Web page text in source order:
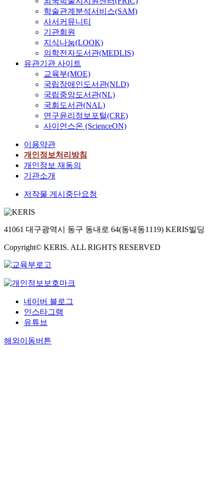
학술관계분석서비스(SAM)
사서커뮤니티
기관회원
지식나눔(LOOK)
의학전자도서관(MEDLIS)
유관기관 사이트
교육부(MOE)
국립장애인도서관(NLD)
국립중앙도서관(NL)
국회도서관(NAL)
연구윤리정보포털(CRE)
사이언스온 (ScienceON)
이용약관
개인정보처리방침
개인정보 재동의
기관소개
저작물 게시중단요청
41061 대구광역시 동구 동내로 64(동내동1119) KERIS빌딩
Copyright© KERIS. ALL RIGHTS RESERVED
네이버 블로그
인스타그램
유튜브
해외이동버튼